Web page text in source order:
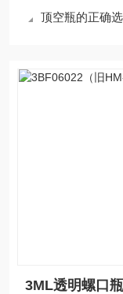
顶空瓶的正确
3ML透明螺口